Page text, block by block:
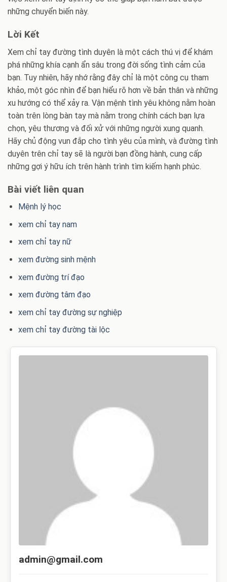
những chuyển biến này.
Lời Kết
Xem chỉ tay đường tình duyên là một cách thú vị để khám
phá những khía cạnh ẩn sâu trong đời sống tình cảm của
bạn. Tuy nhiên, hãy nhớ rằng đây chỉ là một công cụ tham
khảo, một góc nhìn để bạn hiểu rõ hơn về bản thân và những
xu hướng có thể xảy ra. Vận mệnh tình yêu không nằm hoàn
toàn trên lòng bàn tay mà nằm trong chính cách bạn lựa
chọn, yêu thương và đối xử với những người xung quanh.
Hãy chủ động vun đắp cho tình yêu của mình, và đường tình
duyên trên chỉ tay sẽ là người bạn đồng hành, cung cấp
những gợi ý hữu ích trên hành trình tìm kiếm hạnh phúc.
Bài viết liên quan
Mệnh lý học
xem chỉ tay nam
xem chỉ tay nữ
xem đường sinh mệnh
xem đường trí đạo
xem đường tâm đạo
xem chỉ tay đường sự nghiệp
xem chỉ tay đường tài lộc
admin@gmail.com